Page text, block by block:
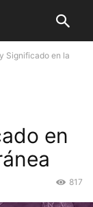
Significado en la
en
817